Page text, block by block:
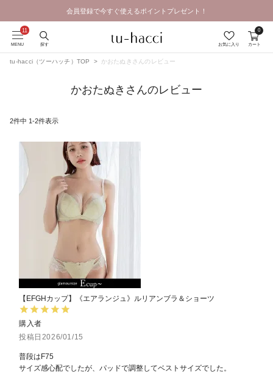
会員登録で今すぐ使えるポイントプレゼント！
MENU 探す お気に入り カート
0
tu-hacci（ツーハッチ）TOP かおたぬきさんのレビュー
かおたぬきさんのレビュー
2件中 1-2件表示
【EFGHカップ】《エアランジュ》ルリアンブラ＆ショーツ
購入者
投稿日 2026/01/15
普段はF75
サイズ感心配でしたが、パッドで調整してベストサイズでした。